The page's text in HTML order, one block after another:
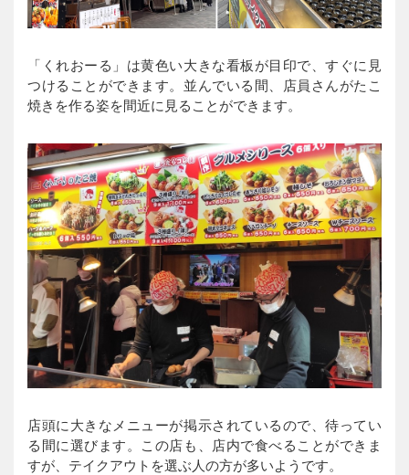
「くれおーる」は黄色い大きな看板が目印で、すぐに見
つけることができます。並んでいる間、店員さんがたこ
焼きを作る姿を間近に見ることができます。
店頭に大きなメニューが掲示されているので、待ってい
る間に選びます。この店も、店内で食べることができま
すが、テイクアウトを選ぶ人の方が多いようです。